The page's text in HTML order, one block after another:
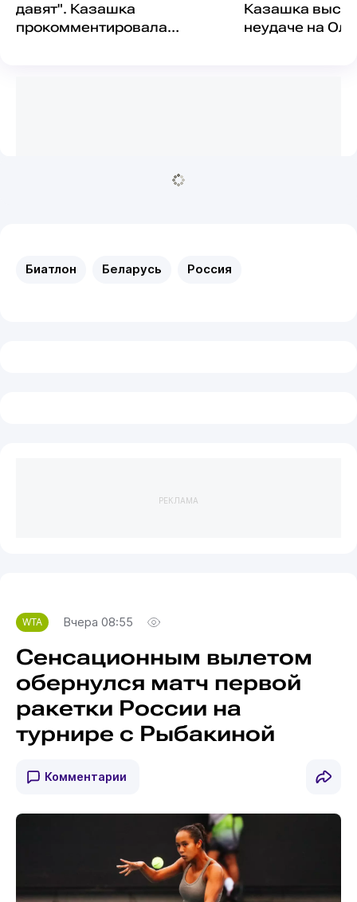
давят". Казашка
прокомментировала
Казашка
неудаче на
Биатлон Беларусь Россия
РЕКЛАМА
WTA Вчера 08:55
Сенсационным вылетом
обернулся матч первой
ракетки России на
турнире с Рыбакиной
Комментарии